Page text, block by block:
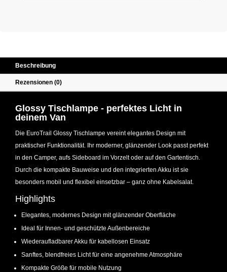
Beschreibung
Rezensionen (0)
Glossy Tischlampe - perfektes Licht in
deinem Van
Die EuroTrail Glossy Tischlampe vereint elegantes Design mit
praktischer Funktionalität. Ihr moderner, glänzender Look passt perfekt
in den Camper, aufs Sideboard im Vorzelt oder auf den Gartentisch.
Durch die kompakte Bauweise und den integrierten Akku ist sie
besonders mobil und flexibel einsetzbar – ganz ohne Kabelsalat.
Highlights
Elegantes, modernes Design mit glänzender Oberfläche
Ideal für Innen- und geschützte Außenbereiche
Wiederaufladbarer Akku für kabellosen Einsatz
Sanftes, blendfreies Licht für eine angenehme Atmosphäre
Kompakte Größe für mobile Nutzung